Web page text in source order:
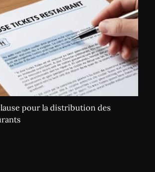
pour la distribution des